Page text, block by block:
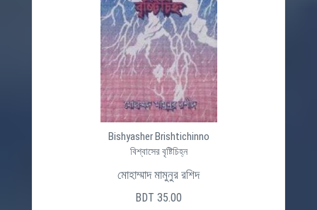
Bishyasher Brishtichinno
বিশ্বাসের বৃষ্টিচিহ্ন
মোহাম্মাদ মামুনুর রশিদ
BDT 35.00